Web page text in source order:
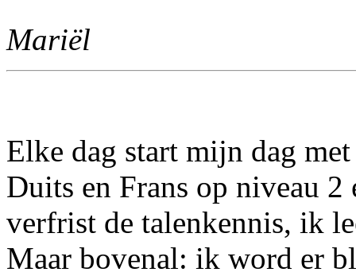
Mariël
Elke dag start mijn dag
Duits en Frans op niveau
verfrist de talenkennis, ik
Maar bovenal: ik word er